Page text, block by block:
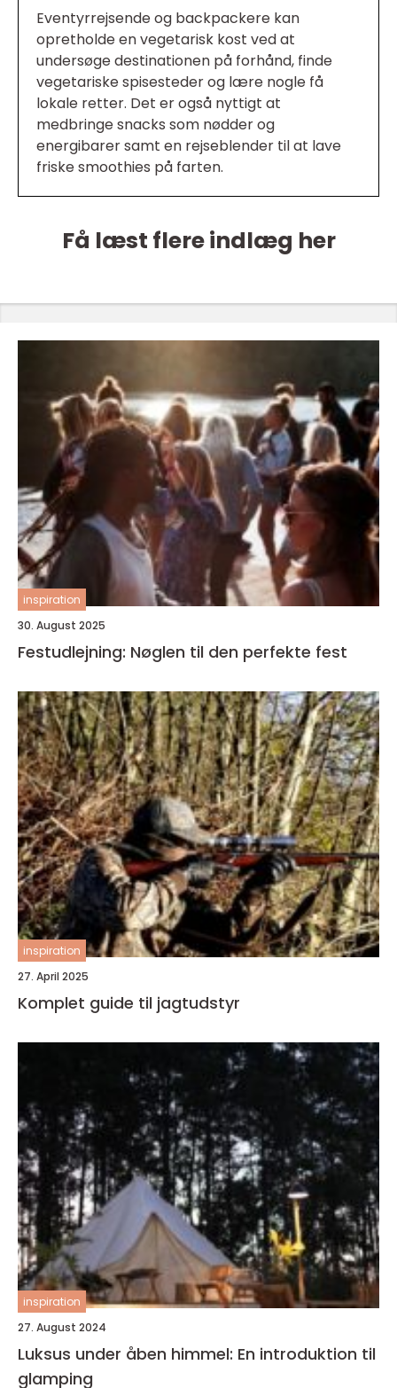
Eventyrrejsende og backpackere kan
opretholde en vegetarisk kost ved at
undersøge destinationen på forhånd, finde
vegetariske spisesteder og lære nogle få
lokale retter. Det er også nyttigt at
medbringe snacks som nødder og
energibarer samt en rejseblender til at lave
friske smoothies på farten.
Få læst flere indlæg her
inspiration
30. August 2025
Festudlejning: Nøglen til den perfekte fest
inspiration
27. April 2025
Komplet guide til jagtudstyr
inspiration
27. August 2024
Luksus under åben himmel: En introduktion til
glamping